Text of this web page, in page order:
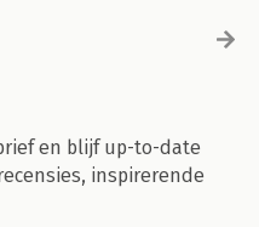
en blijf up-to-date
inspirerende